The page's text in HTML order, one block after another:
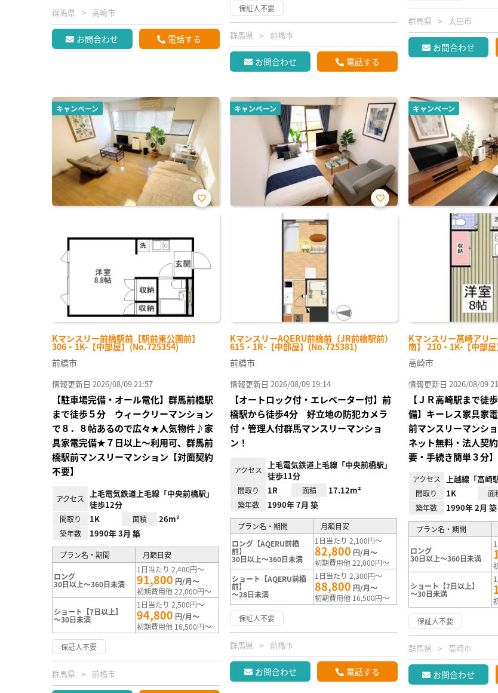
群馬県 高崎市
お問合わせ 電話する
保証人不要
群馬県 前橋市
お問合わせ 電話する
群馬県 太田市
お問合わせ
キャンペーン
Kマンスリー前橋駅前【駅前東公園前】
306・1K-【中部屋】(No.725354)
お気
録
前橋市
情報更新日 2026/08/09 21:57
【駐車場完備・オール電化】群馬前橋駅
まで徒歩５分 ウィークリーマンション
で８．８帖あるので広々★人気物件♪家
具家電完備★７日以上～利用可、群馬前
橋駅前マンスリーマンション【対面契約
不要】
アクセス
上毛電気鉄道上毛線「中央前橋駅」
徒歩12分
間取り 1K 面積 26m²
築年数 1990年 3月 築
プラン名・期間 月額目安
ロング
30日以上～360日未満
1日当たり 2,400円～
91,800 円/月～
初期費用他 22,000円～
ショート【7日以上】
～30日未満
1日当たり 2,500円～
94,800 円/月～
初期費用他 16,500円～
保証人不要
群馬県 前橋市
キャンペーン
KマンスリーAQERU前橋前（JR前橋駅前）
615・1R-【中部屋】(No.725381)
お気
前橋市
情報更新日 2026/08/09 19:14
【オートロック付・エレベーター付】前
橋駅から徒歩4分 好立地の防犯カメラ
付・管理人付群馬マンスリーマンショ
ン！
アクセス
上毛電気鉄道上毛線「中央前橋駅」
徒歩11分
間取り 1R 面積 17.12m²
築年数 1990年 7月 築
プラン名・期間
月額目安
ロング【AQERU前橋
前】
30日以上～360日未満
1日当たり 2,100円～
82,800 円/月～
初期費用他 22,000円～
ショート【AQERU前橋
前】
～28日未満
1日当たり 2,300円～
88,800 円/月～
初期費用他 16,500円～
保証人不要
群馬県 前橋市
お問合わせ 電話する
キャンペーン
Kマンスリー高崎アリ
南】 210・1K-【中部
高崎市
情報更新日 2026/08/09
【ＪＲ高崎駅まで徒
備】キーレス家具家
前マンスリーマンシ
ネット無料・法人契
要・手続き簡単３分】
アクセス 上越線「高崎
間取り 1K 面
築年数 1990年 2月 築
プラン名・期間
ロング
30日以上～360日未満
ショート【7日以上】
～30日未満
保証人不要
群馬県 高崎市
お問合わせ